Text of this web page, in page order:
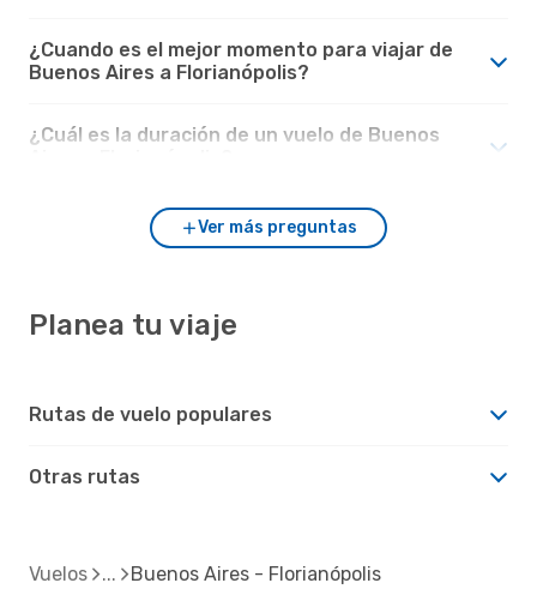
¿Cuando es el mejor momento para viajar de
Buenos Aires a Florianópolis?
¿Cuál es la duración de un vuelo de Buenos
Ver más preguntas
Planea tu viaje
Rutas de vuelo populares
Otras rutas
Vuelos Buenos Aires - Florianópolis